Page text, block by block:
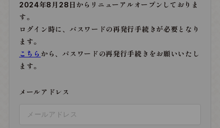
2024年8月28日からリニューアルオープンしておりま
す。
ログイン時に、パスワードの再発行手続きが必要となり
ます。
こちら から、パスワードの再発行手続きをお願いいたし
ます。
メールアドレス